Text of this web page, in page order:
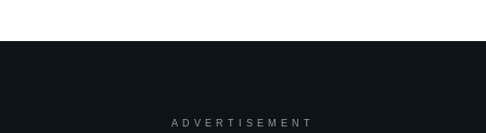
ADVERTISEMENT